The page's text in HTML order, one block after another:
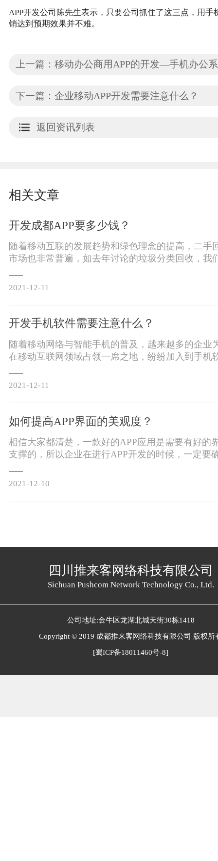
APP开发公司陈先生表示，只要公司抓住了这三点，用手
销达到预期效果并不难。
下一篇：企业移动APP开发需要注意什么？
返回资讯列表
相关文章
开发成都APP要多少钱？
随着移动互联的发展趋势和绿色理念的提高，二手
市场也非常普遍，如去年讨论的垃圾分类回收，我
发二手回收分类微信息计划已成为一些企业的一个
2021-12-11
开发手机软件需要注意什么？
随着移动网络与智能手机的普及，越来越多的企业
在移动互联网领域占领一席之地，纷纷加入到手机
式。那么，企业在进行手机软件开发时有哪些需要
2021-12-11
如何提高APP界面的美观度？
相信大家都清楚，一款好的APP应用是需要有好的
支撑的，所以企业在进行APP开发的时候，一定要
才能提升APP界面美观度？1、图标含义要
2021-12-10
四川推来客网络科技有限公司
Sichuan Pushcom Network Technology Co., Ltd.
公司地址:金牛区龙湖北城天街30栋1418
Copyright © 2019 成都推来客网络科技有限公司 版权所
[蜀ICP备18011460号-8]